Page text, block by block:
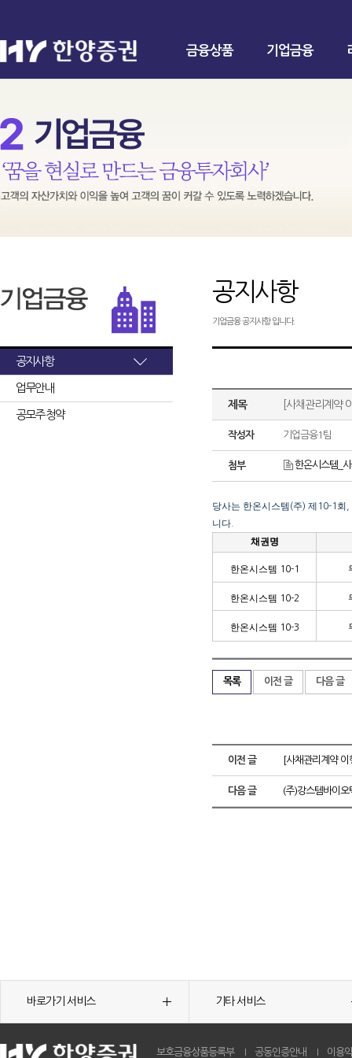
금융상품 기업금융
공지사항
업무안내
공모주 청약
공지사항
기업금융 공지사항 입니다.
제목 [사채관리계약
작성자 기업금융1팀
첨부 한온시스템_
당사는 한온시스템(주) 제 10-1 회
니다
채권명
한온시스템 10-1
한온시스템 10-2
한온시스템 10-3
목록 이전 글 다음 글
이전 글 [사채관리계약
다음 글 (주)강스템바이
바로가기 서비스 기타 서비스
보호금융상품등록부 공동인증안내 이용